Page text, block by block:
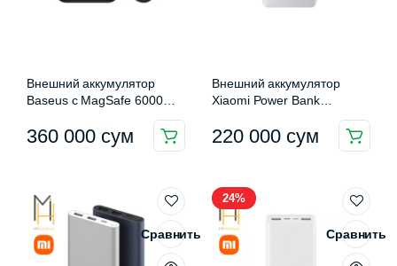
Внешний аккумулятор
Baseus с MagSafe 6000
360 000 сум
Этот
несколько
вариаций.
Опции
Внешний аккумулятор
Xiaomi Power Bank
(P16ZM)
220 000 сум
Сравнить
24%
Сравнить